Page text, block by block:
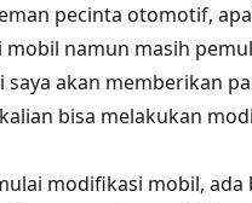
pecinta otomotif,
namun masih
saya akan memberikan
bisa melakukan
modifikasi mobil,